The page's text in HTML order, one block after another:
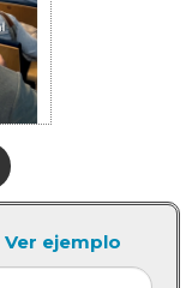
Ver ejemplo